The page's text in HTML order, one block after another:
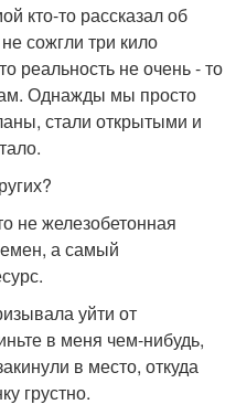
кто-то рассказал об
сожгли три кило
реальность не очень - то
Однажды мы просто
стали открытыми и
не железобетонная
а самый
уйти от
в меня чем-нибудь,
в место, откуда
грустно.